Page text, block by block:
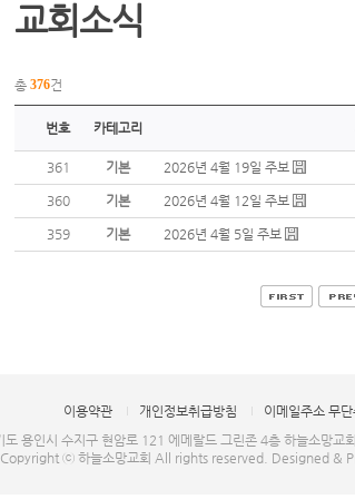
교회소식
총 376건
번호 카테고리
361 기본 2026년 4월 19일 주보
360 기본 2026년 4월 12일 주보
359 기본 2026년 4월 5일 주보
이용약관 개인정보취급방침 이메일주소 무
용인시 수지구 현암로 121 에메랄드 그린존 4층 하늘소망
Copyright ⓒ 하늘소망교회 All rights reserved. Designed &